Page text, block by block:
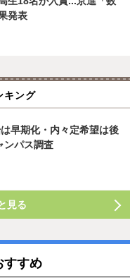
発表
キング
早期化・内々定希望は後
パス調査
見る
すすめ